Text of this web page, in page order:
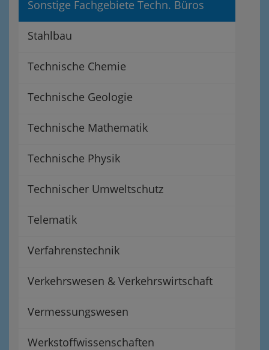
Sonstige Fachgebiete Techn. Büros
Stahlbau
Technische Chemie
Technische Geologie
Technische Mathematik
Technische Physik
Technischer Umweltschutz
Telematik
Verfahrenstechnik
Verkehrswesen & Verkehrswirtschaft
Vermessungswesen
Werkstoffwissenschaften